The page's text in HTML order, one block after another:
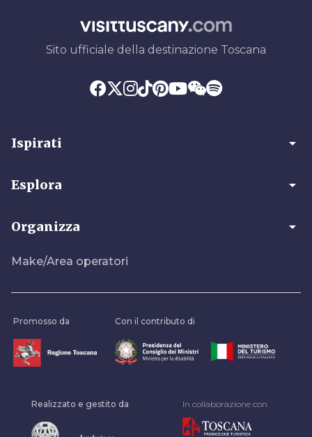
Sito ufficiale della destinazione Toscana
Ispirati arrow_drop_down
Esplora arrow_drop_down
Organizza arrow_drop_down
Make/Area operatori
Promosso da Con il contributo di
Realizzato e gestito da In collaborazione con